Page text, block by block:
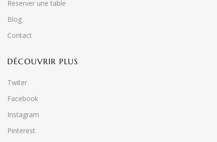
Reserver une table
Blog
Contact
DÉCOUVRIR PLUS
Twiter
Facebook
Instagram
Pinterest